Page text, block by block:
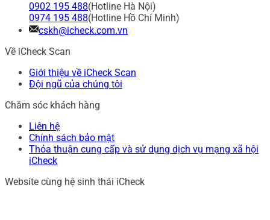
0902 195 488(Hotline Hà Nội)
0974 195 488(Hotline Hồ Chí Minh)
cskh@icheck.com.vn
Về iCheck Scan
Giới thiệu về iCheck Scan
Đội ngũ của chúng tôi
Chăm sóc khách hàng
Liên hệ
Chính sách bảo mật
Thỏa thuận cung cấp và sử dụng dịch vụ mạng xã hội
iCheck
Website cùng hệ sinh thái iCheck